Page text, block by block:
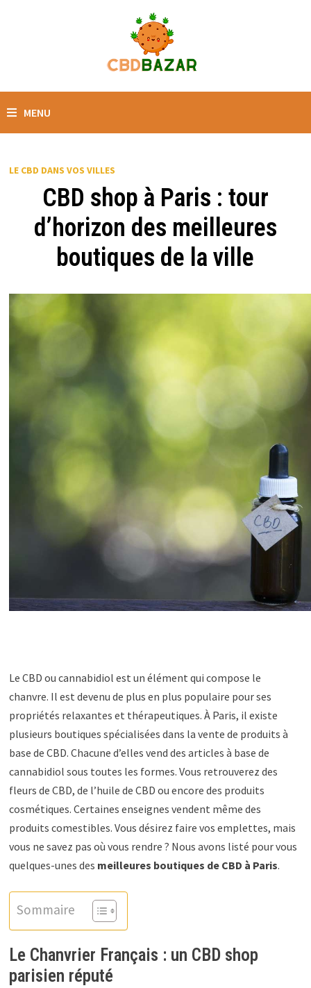
MENU
LE CBD DANS VOS VILLES
CBD shop à Paris : tour
d’horizon des meilleures
boutiques de la ville
Le CBD ou cannabidiol est un élément qui compose le
chanvre. Il est devenu de plus en plus populaire pour ses
propriétés relaxantes et thérapeutiques. À Paris, il existe
plusieurs boutiques spécialisées dans la vente de produits à
base de CBD. Chacune d’elles vend des articles à base de
cannabidiol sous toutes les formes. Vous retrouverez des
fleurs de CBD, de l’huile de CBD ou encore des produits
cosmétiques. Certaines enseignes vendent même des
produits comestibles. Vous désirez faire vos emplettes, mais
vous ne savez pas où vous rendre ? Nous avons listé pour vous
quelques-unes des meilleures boutiques de CBD à Paris.
Sommaire
Le Chanvrier Français : un CBD shop
parisien réputé